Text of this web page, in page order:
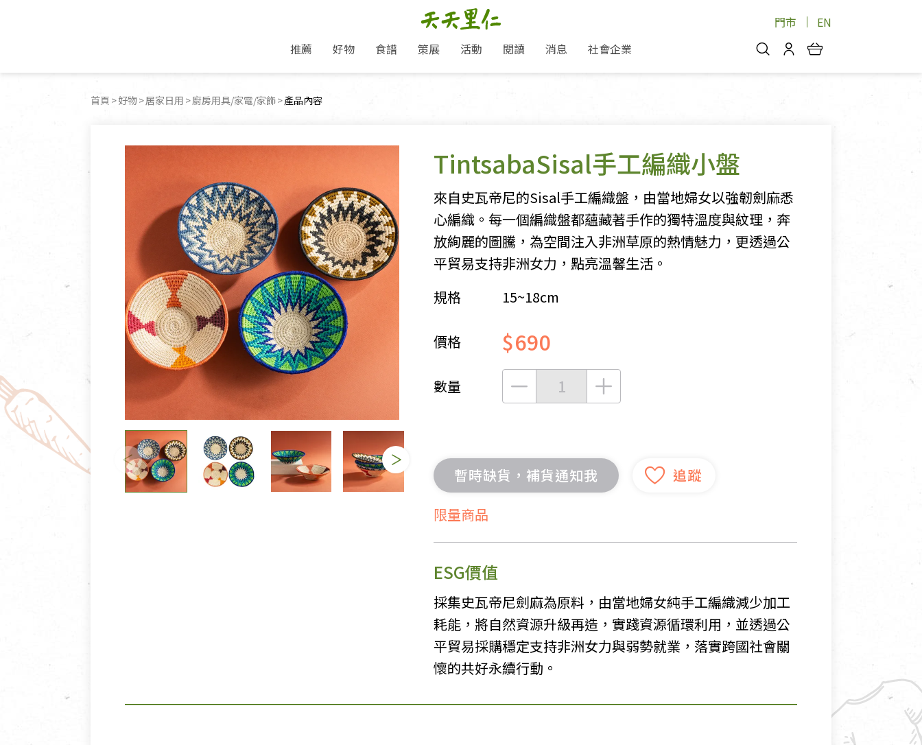
門市 EN
個人資料管理
產品追蹤
好文收藏
推薦
好康優惠
8月快閃商品優惠
7月惜福愛物
6月快閃商品-好評延長優惠
傳承經典優惠
文化好書優惠
超值好物特惠
熱銷人氣產品推薦
經典必買推薦
史瓦帝尼文化節
好物
米麵/調理食材
豆麥雜糧種子
調味/醬料/烘焙食材
飲品/零食
果汁/醋飲/飲料
沖調飲/穀麥片
蜂蜜/椰奶
休閒零食
堅果/果乾
糖果/巧克力
熟食料理/調理包
粽子/蘿蔔糕/年糕
素鬆/醬菜
甜品/冰品
麵包/糕點
中藥食材/調理包
酵素
清潔/防蟲/薰香
廚房用具/家電/家飾
個人清潔保養
臉部清潔/保養
臉部彩妝
牙膏/牙刷/漱口水
洗髮/潤髮/染髮
身體清潔/保養
個人用品
男內著居家
毛巾/浴巾/手帕
鞋襪
帽/口罩/配件/包包
嬰幼/兒童
圖書/宗教文物
敬經帛/書套
影音/圖書
香
供具/修持用品
食譜
沙拉 點心 醬料
湯品
策展
作夥利他 加入水滴會員
「里仁誠食市集」永續新體驗
減塑 一起來！
綠色保育-我們的田, 牠們的家
里仁「史瓦帝尼文化節」
活動
產品推薦
閱讀
專題文章
食品與廠商
土地與生態
蔬食營養力
生活提案
共好行動
里仁的努力
減塑微革命
支持弱勢
綠色保育
永續飲食
消息
里仁新訊
分店動態
生態保育
公益支持
獲獎肯定
聯名合作
社會企業
品牌故事
產品/有機蔬果把關
里仁聯名卡
理念桌布下載
加入會員
首頁 好物 居家日用 廚房用具/家電/家飾 目前頁面：
產品內容
TintsabaSisal手工編織小盤
來自史瓦帝尼的Sisal手工編織盤，由當地婦女以強韌劍麻悉
心編織。每一個編織盤都蘊藏著手作的獨特溫度與紋理，奔
放絢麗的圖騰，為空間注入非洲草原的熱情魅力，更透過公
平貿易支持非洲女力，點亮溫馨生活。
規格
15~18cm
價格 $690
數量
暫時缺貨，補貨通知我
限量商品
ESG價值
採集史瓦帝尼劍麻為原料，由當地婦女純手工編織減少加工
耗能，將自然資源升級再造，實踐資源循環利用，並透過公
平貿易採購穩定支持非洲女力與弱勢就業，落實跨國社會關
懷的共好永續行動。